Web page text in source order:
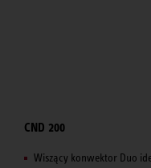
CND 200
Wiszący konwektor Duo